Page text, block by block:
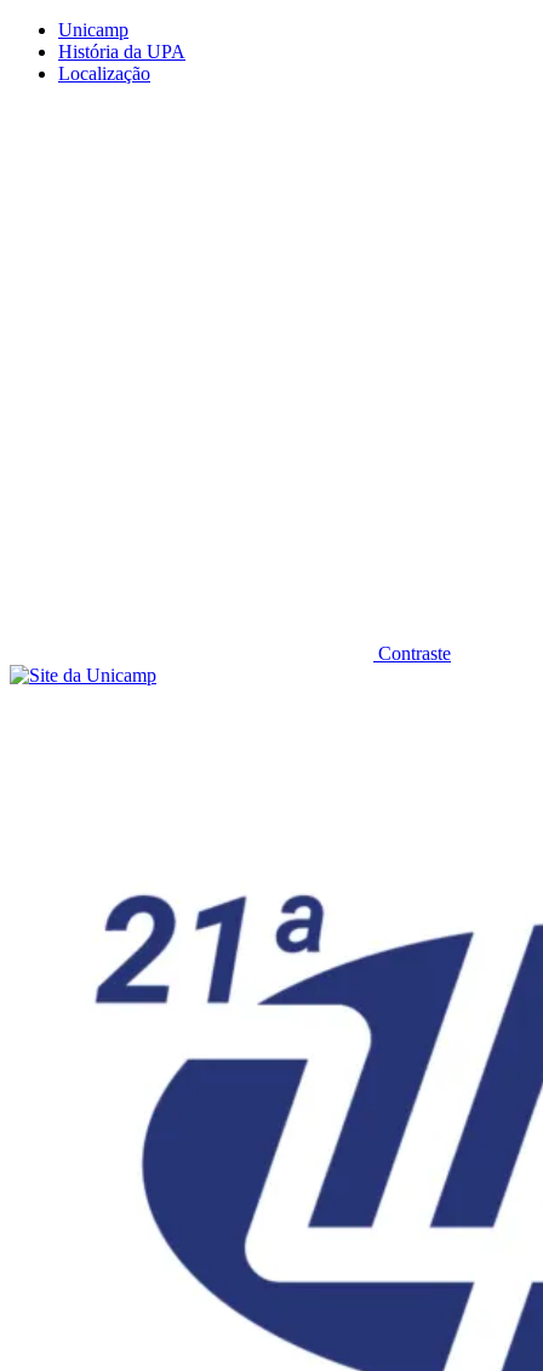
Conteúdo principal
Unicamp
História da UPA
Localização
Contraste